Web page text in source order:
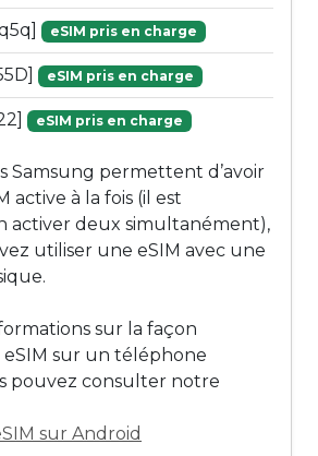
eSIM pris en charge
eSIM pris en charge
eSIM pris en charge
Samsung permettent d’avoir
active à la fois (il est
activer deux simultanément),
utiliser une eSIM avec une
sur la façon
eSIM sur un téléphone
pouvez consulter notre
sur Android